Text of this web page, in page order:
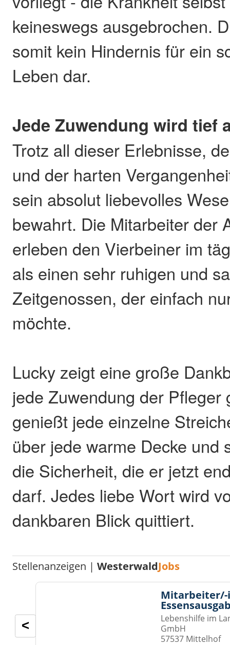
keineswegs ausgebrochen.
somit kein Hindernis für ein
Leben dar.
Jede Zuwendung wird tief
Trotz all dieser Erlebnisse,
und der harten
sein absolut liebevolles
bewahrt. Die Mitarbeiter der
erleben den Vierbeiner im
als einen sehr ruhigen und
Zeitgenossen, der einfach
möchte.
Lucky zeigt eine große
jede Zuwendung der Pfleger
genießt jede einzelne
über jede warme Decke und
die Sicherheit, die er jetzt
darf. Jedes liebe Wort wird
dankbaren Blick quittiert.
Stellenanzeigen |WesterwaldJobs
Lebenshilfe im
GmbH
57537 Mittelhof
<